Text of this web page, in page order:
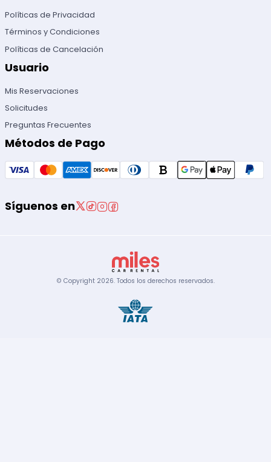
Políticas de Privacidad
Términos y Condiciones
Políticas de Cancelación
Usuario
Mis Reservaciones
Solicitudes
Preguntas Frecuentes
Métodos de Pago
Síguenos en
© Copyright 2026. Todos los derechos reservados.